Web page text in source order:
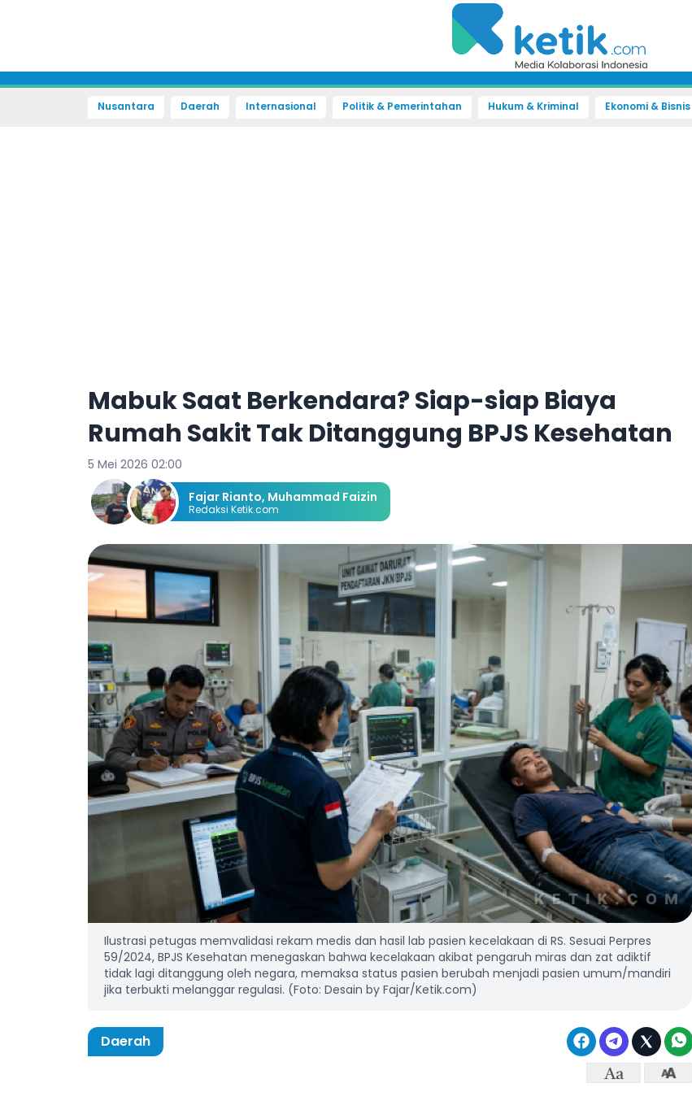
Nusantara Daerah Internasional Politik & Pemerintahan Hukum & Kriminal Ekonomi & Bisnis
Mabuk Saat Berkendara? Siap-siap Biaya
Rumah Sakit Tak Ditanggung BPJS Kesehatan
5 Mei 2026 02:00
Fajar Rianto, Muhammad Faizin
Redaksi Ketik.com
Ilustrasi petugas memvalidasi rekam medis dan hasil lab pasien kecelakaan di RS. Sesuai Perpres
59/2024, BPJS Kesehatan menegaskan bahwa kecelakaan akibat pengaruh miras dan zat adiktif
tidak lagi ditanggung oleh negara, memaksa status pasien berubah menjadi pasien umum/mandiri
jika terbukti melanggar regulasi. (Foto: Desain by Fajar/Ketik.com)
Daerah